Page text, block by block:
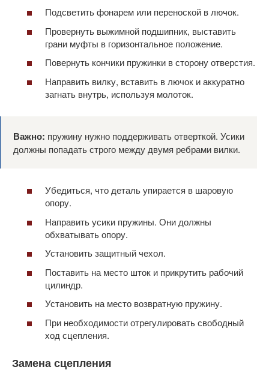
Подсветить фонарем или переноской в лючок.
Провернуть выжимной подшипник, выставить
грани муфты в горизонтальное положение.
Повернуть кончики пружинки в сторону отверстия.
Направить вилку, вставить в лючок и аккуратно
загнать внутрь, используя молоток.
Важно: пружину нужно поддерживать отверткой. Усики
должны попадать строго между двумя ребрами вилки.
Убедиться, что деталь упирается в шаровую
опору.
Направить усики пружины. Они должны
обхватывать опору.
Установить защитный чехол.
Поставить на место шток и прикрутить рабочий
цилиндр.
Установить на место возвратную пружину.
При необходимости отрегулировать свободный
ход сцепления.
Замена сцепления